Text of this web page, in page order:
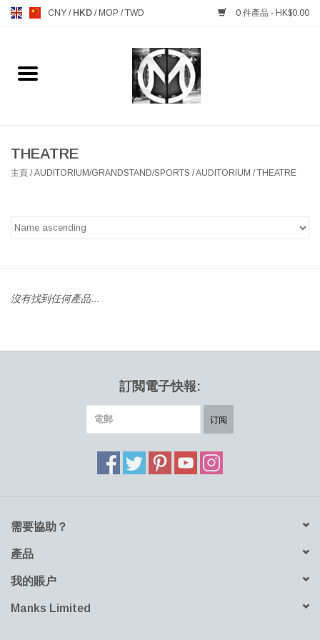
CNY / HKD / MOP /TWD 0 件產品 - HK$0.00
主頁
MANKS ANTIQUES 古董
TABLEWARE 餐具
MANKS 特價區
STORIES 故事
THEATRE
主頁 /AUDITORIUM/GRANDSTAND/SPORTS /AUDITORIUM /THEATRE
沒有找到任何產品...
訂閲電子快報:
订阅
需要協助？
產品
我的賬户
Manks Limited